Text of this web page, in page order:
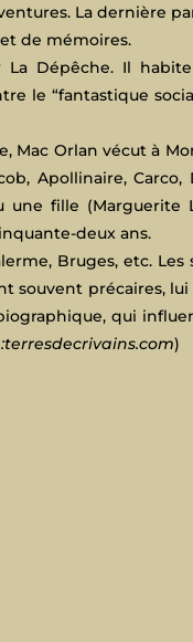
La dernière
de mémoires.
La Dépêche. Il
le “fantastique
Mac Orlan vécut à
Apollinaire, Carco,
une fille (Marguerite
deux ans.
Bruges, etc. Les
souvent précaires,
qui
)